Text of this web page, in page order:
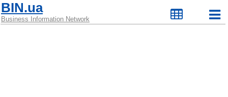
BIN.ua
Business Information Network